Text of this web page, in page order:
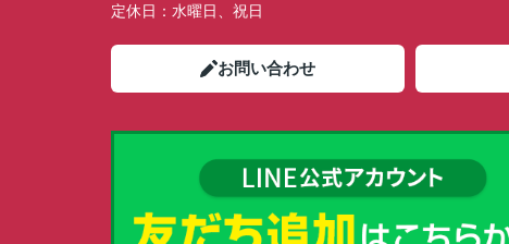
定休日： 水曜日、祝日
お問い合わせ